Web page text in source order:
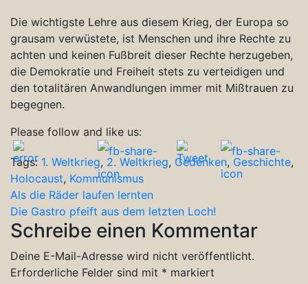
Die wichtigste Lehre aus diesem Krieg, der Europa so
grausam verwüstete, ist Menschen und ihre Rechte zu
achten und keinen Fußbreit dieser Rechte herzugeben,
die Demokratie und Freiheit stets zu verteidigen und
den totalitären Anwandlungen immer mit Mißtrauen zu
begegnen.
Please follow and like us:
Tags: 1. Weltkrieg, 2. Weltkrieg, Gedenken, Geschichte,
Holocaust, Kommunismus
Beitragsnavigation
Als die Räder laufen lernten
Die Gastro pfeift aus dem letzten Loch!
Schreibe einen Kommentar
Deine E-Mail-Adresse wird nicht veröffentlicht.
Erforderliche Felder sind mit * markiert